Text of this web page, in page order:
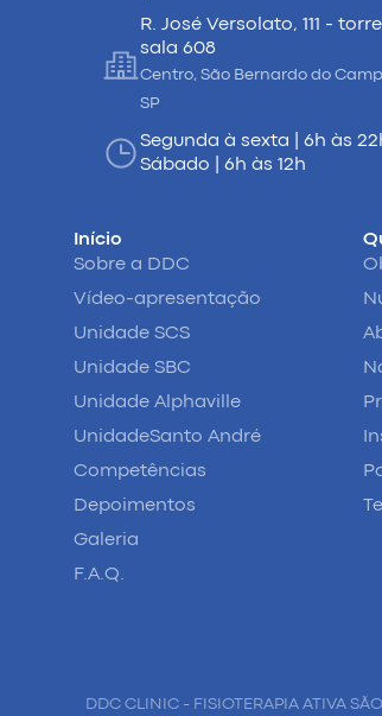
R. José Versolato, 111 -
sala 608
Centro, São Bernardo do
SP
Segunda à sexta | 6h às
Sábado | 6h às 12h
Início
Sobre a DDC
Vídeo-apresentação
Unidade SCS
Unidade SBC
Unidade Alphaville
UnidadeSanto André
Competências
Depoimentos
Galeria
F.A.Q.
DDC CLINIC - FISIOTERAPIA ATIVA